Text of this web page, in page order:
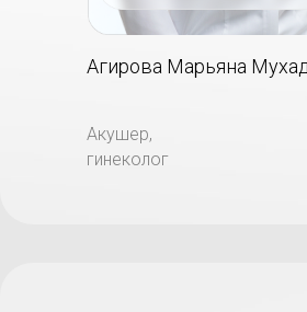
Агирова Марьяна
Акушер,
гинеколог